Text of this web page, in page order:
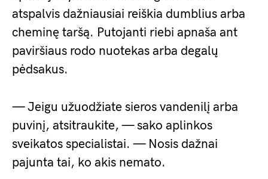
atspalvis dažniausiai reiškia dumblius arba
cheminę taršą. Putojanti riebi apnaša ant
paviršiaus rodo nuotekas arba degalų
pėdsakus.
— Jeigu užuodžiate sieros vandenilį arba
puvinį, atsitraukite, — sako aplinkos
sveikatos specialistai. — Nosis dažnai
pajunta tai, ko akis nemato.